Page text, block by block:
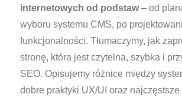
internetowych od podstaw– od
wyboru systemu CMS, po
funkcjonalności. Tłumaczymy, jak
stronę, która jest czytelna, szybka i
SEO. Opisujemy różnice między
dobre praktyki UX/UI oraz najczęstsze